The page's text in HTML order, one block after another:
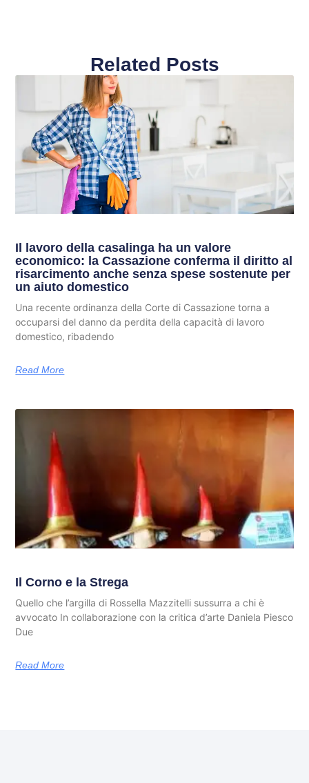
Related Posts
Il lavoro della casalinga ha un valore
economico: la Cassazione conferma il diritto al
risarcimento anche senza spese sostenute per
un aiuto domestico
Una recente ordinanza della Corte di Cassazione torna a
occuparsi del danno da perdita della capacità di lavoro
domestico, ribadendo
Read More
Il Corno e la Strega
Quello che l’argilla di Rossella Mazzitelli sussurra a chi è
avvocato In collaborazione con la critica d’arte Daniela Piesco
Due
Read More